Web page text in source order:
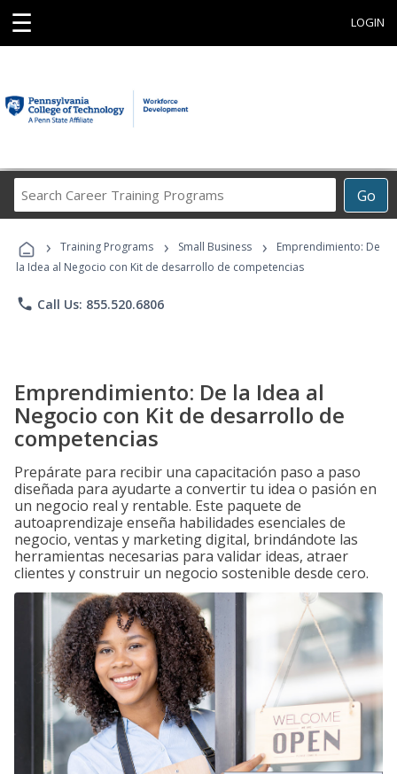
☰ LOGIN
Go
Career
Programs
› Training Programs › Small Business ›
Emprendimiento: De
la Idea al Negocio con Kit de desarrollo de competencias
phone Call Us: 855.520.6806
Emprendimiento: De la Idea al
Negocio con Kit de desarrollo de
competencias
Prepárate para recibir una capacitación paso a paso
diseñada para ayudarte a convertir tu idea o pasión en
un negocio real y rentable. Este paquete de
autoaprendizaje enseña habilidades esenciales de
negocio, ventas y marketing digital, brindándote las
herramientas necesarias para validar ideas, atraer
clientes y construir un negocio sostenible desde cero.